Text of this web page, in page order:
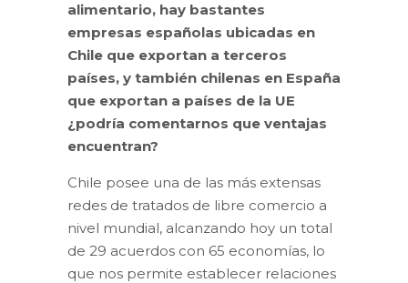
alimentario, hay bastantes
empresas españolas ubicadas en
Chile que exportan a terceros
países, y también chilenas en España
que exportan a países de la UE
¿podría comentarnos que ventajas
encuentran?
Chile posee una de las más extensas
redes de tratados de libre comercio a
nivel mundial, alcanzando hoy un total
de 29 acuerdos con 65 economías, lo
que nos permite establecer relaciones